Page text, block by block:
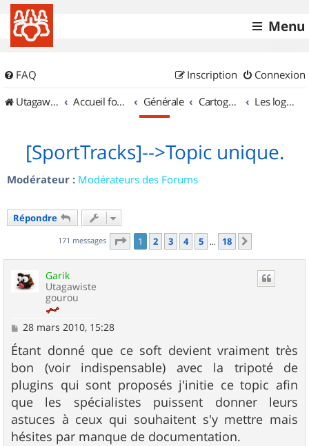
Menu
FAQ Connexion
Inscription
UtagawaVTT (Randos VTT et VTTAE avec traces GPS)
Accueil forum Générale Cartographie et GPS Les logiciels
[SportTracks]-->Topic unique.
Modérateur : Modérateurs des Forums
Répondre
171 messages Page 1sur
1 2 3 4 5 … 18
Garik
Utagawiste
gourou
M
s
s
a
g
e
28 mars 2010, 15:28
Étant donné que ce soft devient vraiment très
bon (voir indispensable) avec la tripoté de
plugins qui sont proposés j'initie ce topic afin
que les spécialistes puissent donner leurs
astuces à ceux qui souhaitent s'y mettre mais
hésites par manque de documentation.